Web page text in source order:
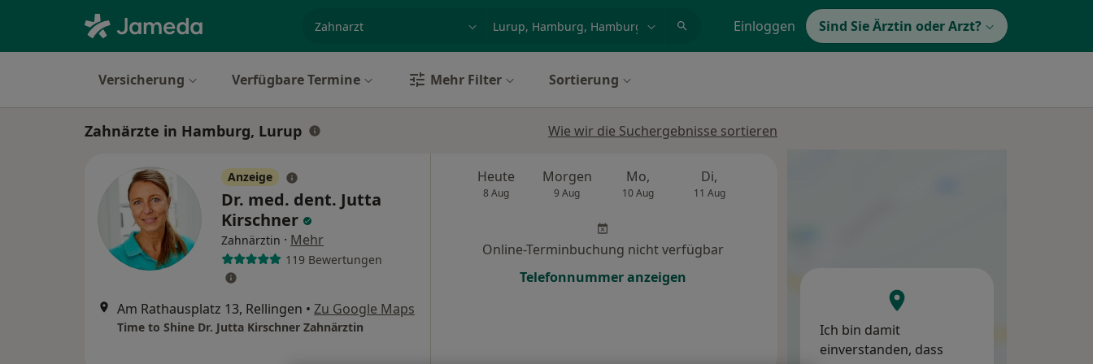
Einloggen Sind Sie Ärztin oder Arzt?
Versicherung Verfügbare Termine Mehr Filter Sortierung
Zahnärzte in Hamburg, Lurup Wie wir die Suchergebnisse sortieren
Anzeige
Dr. med. dent. Jutta
Kirschner
Zahnärztin · Mehr
119 Bewertungen
Am Rathausplatz 13, Rellingen • Zu Google Maps
Time to Shine Dr. Jutta Kirschner Zahnärztin
Heute
8 Aug
Morgen
9 Aug
Mo,
10 Aug
Di,
11 Aug
Online-Terminbuchung nicht verfügbar
Telefonnummer anzeigen
Ich bin damit
einverstanden, dass